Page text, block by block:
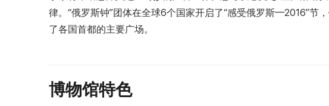
律。“俄罗斯钟”团体在全球6个国家开启了“感受俄罗斯—2016”节
了各国首都的主要广场。
博物馆特色